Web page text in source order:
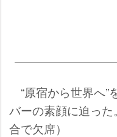
“原宿から世界へ”
バーの素顔に迫っ
合で欠席）